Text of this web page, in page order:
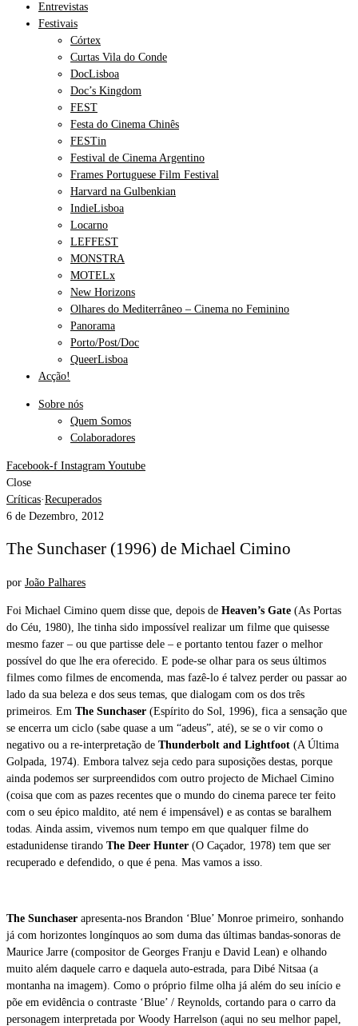
Entrevistas
Festivais
Córtex
Curtas Vila do Conde
DocLisboa
Doc’s Kingdom
FEST
Festa do Cinema Chinês
FESTin
Festival de Cinema Argentino
Frames Portuguese Film Festival
Harvard na Gulbenkian
IndieLisboa
Locarno
LEFFEST
MONSTRA
MOTELx
New Horizons
Olhares do Mediterrâneo – Cinema no Feminino
Panorama
Porto/Post/Doc
QueerLisboa
Acção!
Sobre nós
Quem Somos
Colaboradores
Facebook-f Instagram Youtube
Close
Críticas·Recuperados
6 de Dezembro, 2012
The Sunchaser (1996) de Michael Cimino
por João Palhares
Foi Michael Cimino quem disse que, depois de Heaven’s Gate (As Portas
do Céu, 1980), lhe tinha sido impossível realizar um filme que quisesse
mesmo fazer – ou que partisse dele – e portanto tentou fazer o melhor
possível do que lhe era oferecido. E pode-se olhar para os seus últimos
filmes como filmes de encomenda, mas fazê-lo é talvez perder ou passar ao
lado da sua beleza e dos seus temas, que dialogam com os dos três
primeiros. Em The Sunchaser (Espírito do Sol, 1996), fica a sensação que
se encerra um ciclo (sabe quase a um “adeus”, até), se se o vir como o
negativo ou a re-interpretação de Thunderbolt and Lightfoot (A Última
Golpada, 1974). Embora talvez seja cedo para suposições destas, porque
ainda podemos ser surpreendidos com outro projecto de Michael Cimino
(coisa que com as pazes recentes que o mundo do cinema parece ter feito
com o seu épico maldito, até nem é impensável) e as contas se baralhem
todas. Ainda assim, vivemos num tempo em que qualquer filme do
estadunidense tirando The Deer Hunter (O Caçador, 1978) tem que ser
recuperado e defendido, o que é pena. Mas vamos a isso.
The Sunchaser apresenta-nos Brandon ‘Blue’ Monroe primeiro, sonhando
já com horizontes longínquos ao som duma das últimas bandas-sonoras de
Maurice Jarre (compositor de Georges Franju e David Lean) e olhando
muito além daquele carro e daquela auto-estrada, para Dibé Nitsaa (a
montanha na imagem). Como o próprio filme olha já além do seu início e
põe em evidência o contraste ‘Blue’ / Reynolds, cortando para o carro da
personagem interpretada por Woody Harrelson (aqui no seu melhor papel,